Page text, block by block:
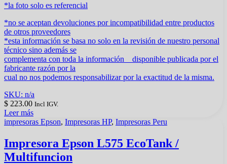
*la foto solo es referencial
*no se aceptan devoluciones por incompatibilidad entre productos
de otros proveedores
*esta información se basa no solo en la revisión de nuestro personal
técnico sino además se
complementa con toda la información disponible publicada por el
fabricante razón por la
cual no nos podemos responsabilizar por la exactitud de la misma.
SKU: n/a
$ 223.00 Incl IGV.
Leer más
impresoras Epson, Impresoras HP, Impresoras Peru
Impresora Epson L575 EcoTank /
Multifuncion